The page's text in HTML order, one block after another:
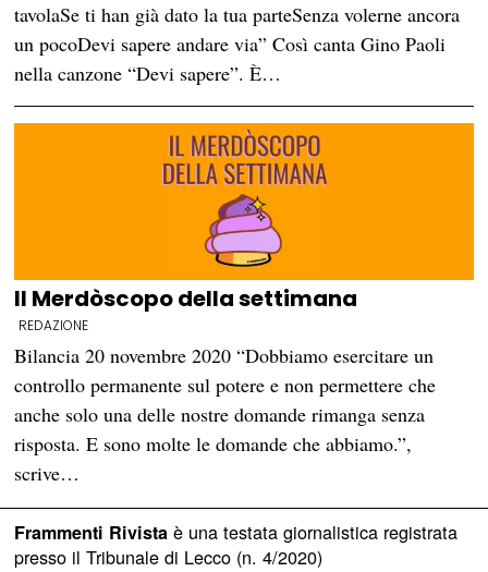
tavolaSe ti han già dato la tua parteSenza volerne ancora
un pocoDevi sapere andare via” Così canta Gino Paoli
nella canzone “Devi sapere”. È…
Il Merdòscopo della settimana
REDAZIONE
Bilancia 20 novembre 2020 “Dobbiamo esercitare un
controllo permanente sul potere e non permettere che
anche solo una delle nostre domande rimanga senza
risposta. E sono molte le domande che abbiamo.”,
scrive…
Frammenti Rivistaè una testata giornalistica registrata
presso il Tribunale di Lecco (n. 4/2020)